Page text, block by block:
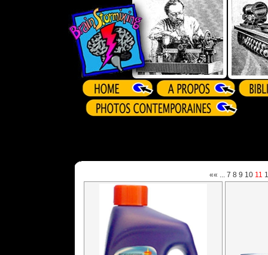
«« ... 7 8 9 10 11